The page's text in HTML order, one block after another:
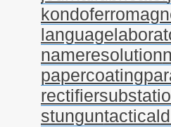
nameresolution
papercoating
stungun